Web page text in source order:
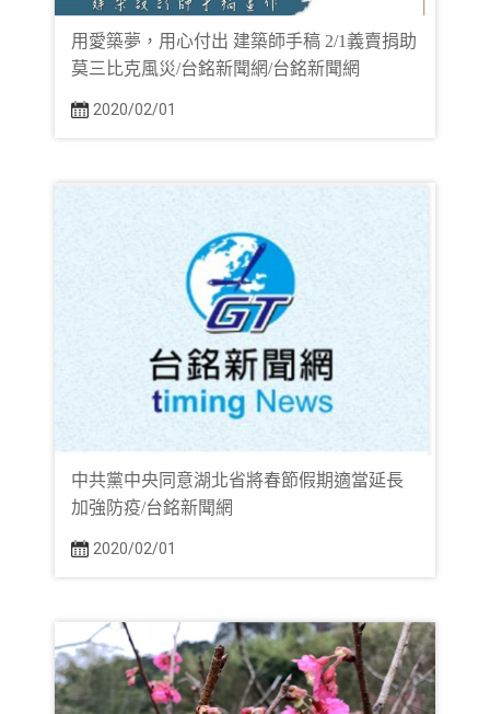
用愛築夢，用心付出 建築師手稿 2/1義賣捐助
莫三比克風災/台銘新聞網/台銘新聞網
2020/02/01
中共黨中央同意湖北省將春節假期適當延長
加強防疫/台銘新聞網
2020/02/01